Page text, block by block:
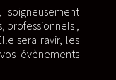
professionnels ,
sera ravir, les
évènements